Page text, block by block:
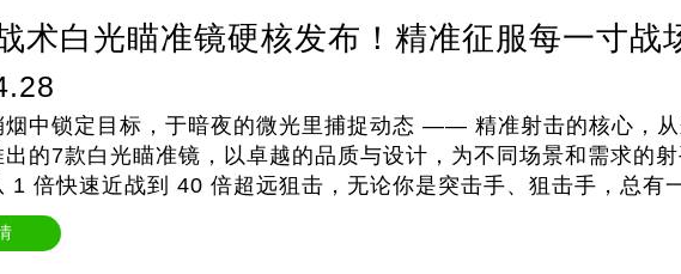
术白光瞄准镜硬核发布！精准征服每一寸战
中锁定目标，于暗夜的微光里捕捉动态 —— 精准射击的核心，从
的7款白光瞄准镜，以卓越的品质与设计，为不同场景和需求的
1 倍快速近战到 40 倍超远狙击，无论你是突击手、狙击手，总有